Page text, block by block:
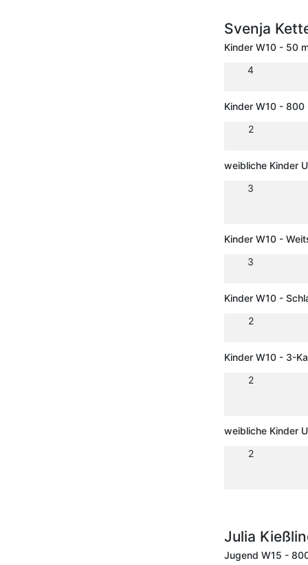
Svenja
Kinder W10 - 50
4
Kinder W10 - 800
2
weibliche Kinder
3
Kinder W10 -
3
Kinder W10 -
2
Kinder W10 - 3-
2
weibliche Kinder
2
Julia
Jugend W15 -